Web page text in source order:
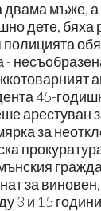
двама мъже,
дете, бяха
-
45-
арестуван
за
за
3 и 15